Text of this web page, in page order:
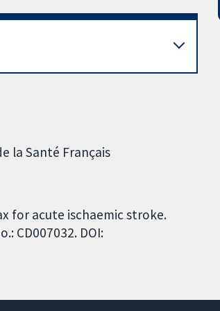
la Santé Français
for acute ischaemic stroke.
CD007032. DOI: